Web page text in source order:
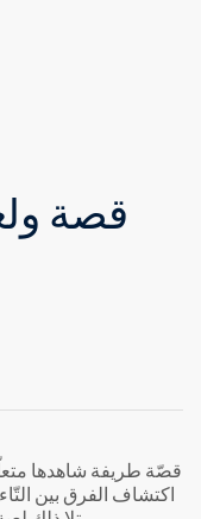
قصة
قصّة طريفة شاهدها
اكتشاف الفرق بين